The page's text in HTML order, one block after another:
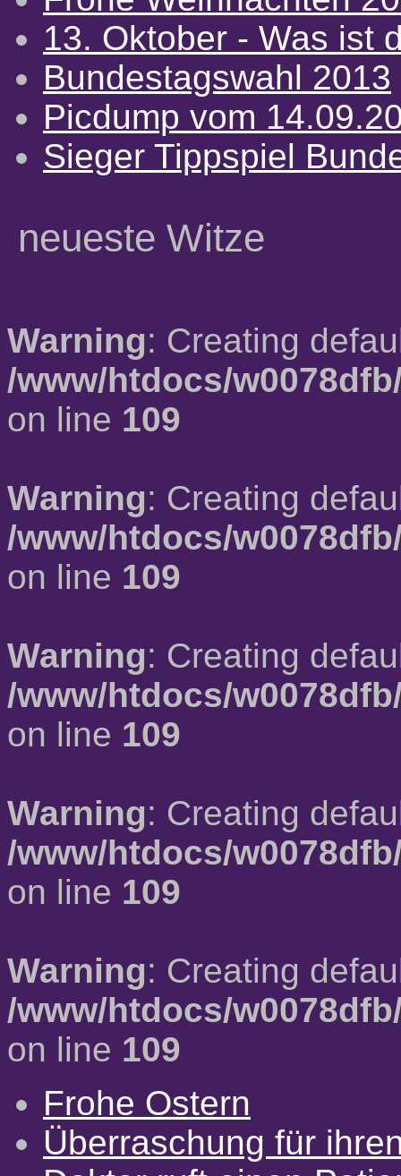
13. Oktober - Was ist
Bundestagswahl 2013
Picdump vom
Sieger Tippspiel
neueste Witze
Warning: Creating
/www/htdocs/
on line 109
Warning: Creating
/www/htdocs/
on line 109
Warning: Creating
/www/htdocs/
on line 109
Warning: Creating
/www/htdocs/
on line 109
Warning: Creating
/www/htdocs/
on line 109
Frohe Ostern
Überraschung für